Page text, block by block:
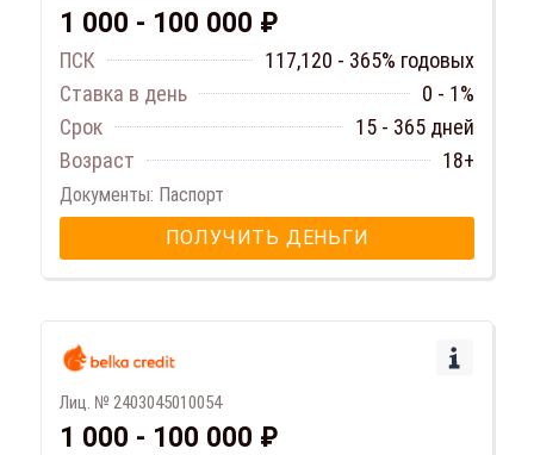
1 000 - 100 000 ₽
ПСК
117,120 - 365% годовых
Ставка в день
0 - 1%
Срок
15 - 365 дней
Возраст
18+
Документы: Паспорт
ПОЛУЧИТЬ ДЕНЬГИ
Лиц. № 2403045010054
1 000 - 100 000 ₽